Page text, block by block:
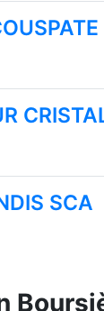
SCA